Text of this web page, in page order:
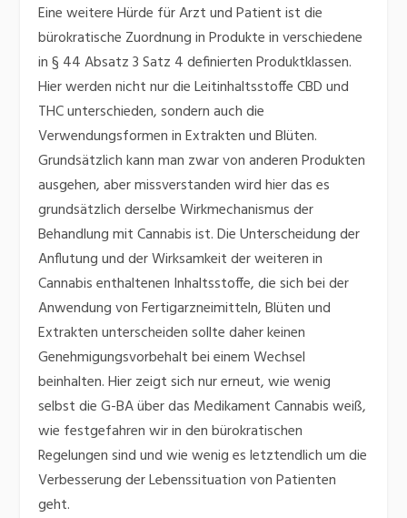
Eine weitere Hürde für Arzt und Patient ist die
bürokratische Zuordnung in Produkte in verschiedene
in § 44 Absatz 3 Satz 4 definierten Produktklassen.
Hier werden nicht nur die Leitinhaltsstoffe CBD und
THC unterschieden, sondern auch die
Verwendungsformen in Extrakten und Blüten.
Grundsätzlich kann man zwar von anderen Produkten
ausgehen, aber missverstanden wird hier das es
grundsätzlich derselbe Wirkmechanismus der
Behandlung mit Cannabis ist. Die Unterscheidung der
Anflutung und der Wirksamkeit der weiteren in
Cannabis enthaltenen Inhaltsstoffe, die sich bei der
Anwendung von Fertigarzneimitteln, Blüten und
Extrakten unterscheiden sollte daher keinen
Genehmigungsvorbehalt bei einem Wechsel
beinhalten. Hier zeigt sich nur erneut, wie wenig
selbst die G-BA über das Medikament Cannabis weiß,
wie festgefahren wir in den bürokratischen
Regelungen sind und wie wenig es letztendlich um die
Verbesserung der Lebenssituation von Patienten
geht.